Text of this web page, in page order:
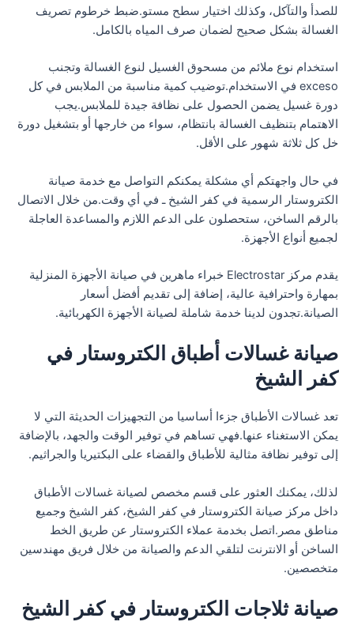
للصدأ والتآكل، وكذلك اختيار سطح مستو.ضبط خرطوم تصريف
الغسالة بشكل صحيح لضمان صرف المياه بالكامل.
استخدام نوع ملائم من مسحوق الغسيل لنوع الغسالة وتجنب
exceso في الاستخدام.توضيب كمية مناسبة من الملابس في كل
دورة غسيل يضمن الحصول على نظافة جيدة للملابس.يجب
الاهتمام بتنظيف الغسالة بانتظام، سواء من خارجها أو بتشغيل دورة
خل كل ثلاثة شهور على الأقل.
في حال واجهتكم أي مشكلة يمكنكم التواصل مع خدمة صيانة
الكتروستار الرسمية في كفر الشيخ ـ في أي وقت.من خلال الاتصال
بالرقم الساخن، ستحصلون على الدعم اللازم والمساعدة العاجلة
لجميع أنواع الأجهزة.
يقدم مركز Electrostar خبراء ماهرين في صيانة الأجهزة المنزلية
بمهارة واحترافية عالية، إضافة إلى تقديم أفضل أسعار
الصيانة.تجدون لدينا خدمة شاملة لصيانة الأجهزة الكهربائية.
صيانة غسالات أطباق الكتروستار في
كفر الشيخ
تعد غسالات الأطباق جزءا أساسيا من التجهيزات الحديثة التي لا
يمكن الاستغناء عنها.فهي تساهم في توفير الوقت والجهد، بالإضافة
إلى توفير نظافة مثالية للأطباق والقضاء على البكتيريا والجراثيم.
لذلك، يمكنك العثور على قسم مخصص لصيانة غسالات الأطباق
داخل مركز صيانة الكتروستار في كفر الشيخ، كفر الشيخ وجميع
مناطق مصر.اتصل بخدمة عملاء الكتروستار عن طريق الخط
الساخن أو الانترنت لتلقي الدعم والصيانة من خلال فريق مهندسين
متخصصين.
صيانة ثلاجات الكتروستار في كفر الشيخ